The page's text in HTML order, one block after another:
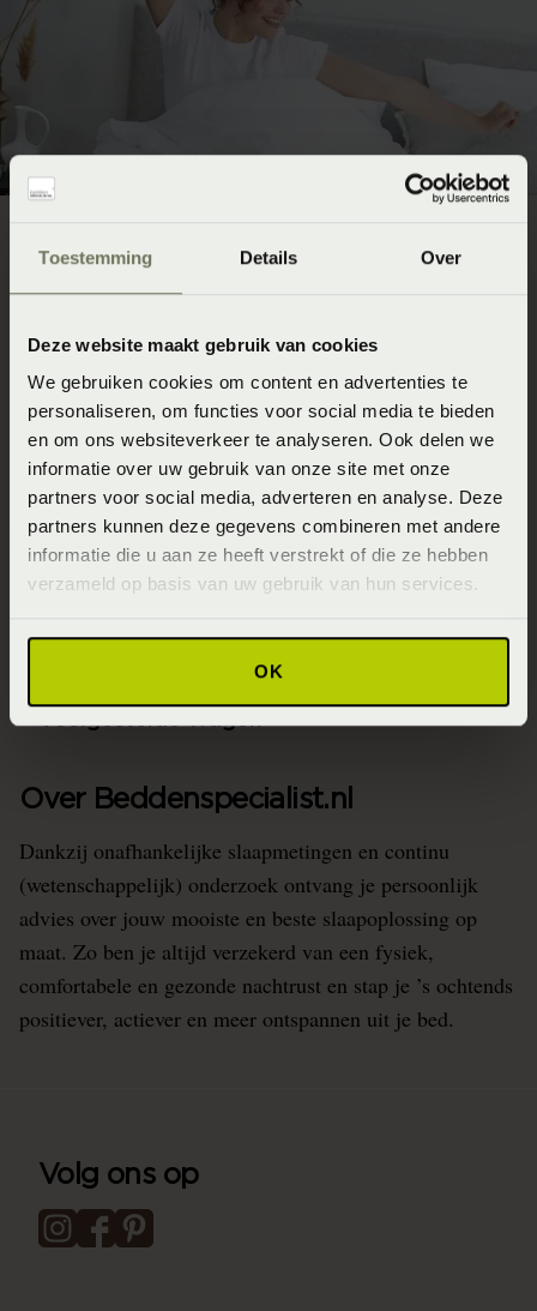
Toestemming Details Over
Deze website maakt gebruik van cookies
We gebruiken cookies om content en advertenties te
personaliseren, om functies voor social media te bieden
en om ons websiteverkeer te analyseren. Ook delen we
informatie over uw gebruik van onze site met onze
partners voor social media, adverteren en analyse. Deze
partners kunnen deze gegevens combineren met andere
informatie die u aan ze heeft verstrekt of die ze hebben
verzameld op basis van uw gebruik van hun services.
OK
SlaapKwaliteit Score™
Winkels
Assortiment
Ontwerp jouw bed in 3D!
Slaapfysio
Blogs over slapen
Beddenspecialist Business
Duurzaam Ondernemen
Veelgestelde vragen
Over Beddenspecialist.nl
Dankzij onafhankelijke slaapmetingen en continu
(wetenschappelijk) onderzoek ontvang je persoonlijk
advies over jouw mooiste en beste slaapoplossing op
maat. Zo ben je altijd verzekerd van een fysiek,
comfortabele en gezonde nachtrust en stap je ’s ochtends
positiever, actiever en meer ontspannen uit je bed.
Volg ons op